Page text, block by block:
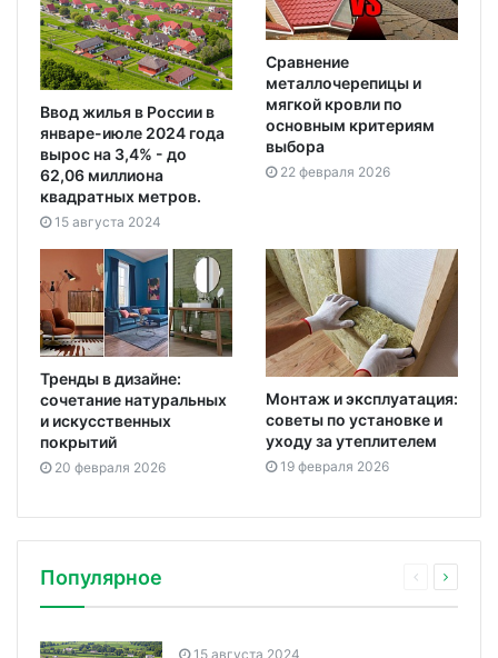
Ввод жилья в России в
январе-июле 2024 года
вырос на 3,4% - до
62,06 миллиона
квадратных метров.
15 августа 2024
Сравнение
металлочерепицы и
мягкой кровли по
основным критериям
выбора
22 февраля 2026
Тренды в дизайне:
сочетание натуральных
и искусственных
покрытий
20 февраля 2026
Монтаж и эксплуатация:
советы по установке и
уходу за утеплителем
19 февраля 2026
Популярное
15 августа 2024